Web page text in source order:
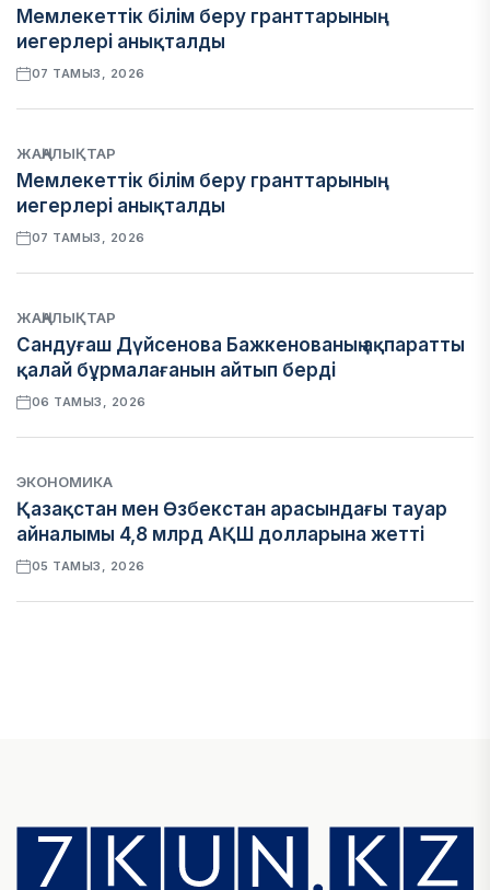
Мемлекеттік білім беру гранттарының
иегерлері анықталды
07 ТАМЫЗ, 2026
ЖАҢАЛЫҚТАР
Мемлекеттік білім беру гранттарының
иегерлері анықталды
07 ТАМЫЗ, 2026
ЖАҢАЛЫҚТАР
Сандуғаш Дүйсенова Бажкенованың ақпаратты
қалай бұрмалағанын айтып берді
06 ТАМЫЗ, 2026
ЭКОНОМИКА
Қазақстан мен Өзбекстан арасындағы тауар
айналымы 4,8 млрд АҚШ долларына жетті
05 ТАМЫЗ, 2026
БИЛІК
«Бәйтерек» холдингінің инвестициялық және